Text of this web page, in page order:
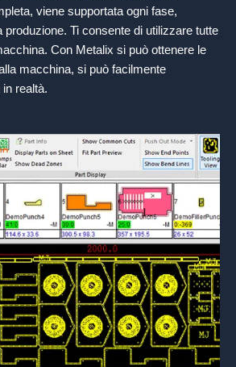
viene supportata ogni fase,
produzione. Ti consente di utilizzare tutte
Con Metalix si può ottenere le
macchina, si può facilmente
realtà.